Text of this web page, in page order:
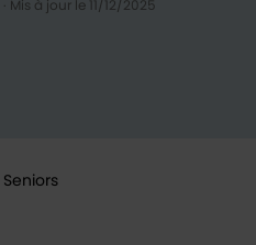
· Mis à jour le 11/12/2025
Seniors